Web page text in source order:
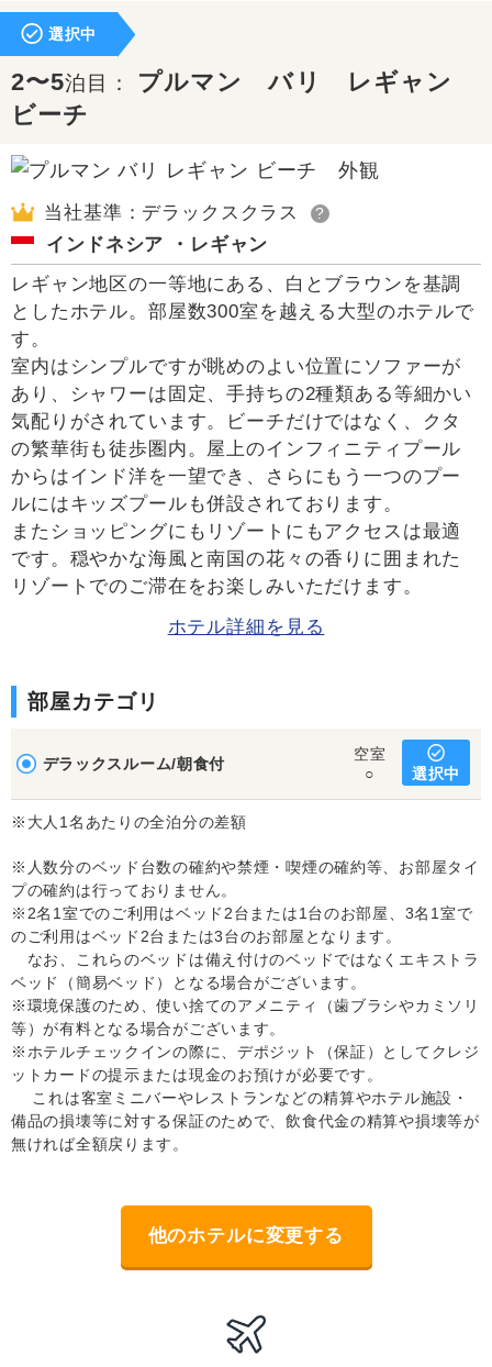
選択中
2〜5泊目： プルマン バリ レギャン
ビーチ
当社基準：デラックスクラス ?
インドネシア ・レギャン
レギャン地区の一等地にある、白とブラウンを基調
としたホテル。部屋数300室を越える大型のホテルで
す。
室内はシンプルですが眺めのよい位置にソファーが
あり、シャワーは固定、手持ちの2種類ある等細かい
気配りがされています。ビーチだけではなく、クタ
の繁華街も徒歩圏内。屋上のインフィニティプール
からはインド洋を一望でき、さらにもう一つのプー
ルにはキッズプールも併設されております。
またショッピングにもリゾートにもアクセスは最適
です。穏やかな海風と南国の花々の香りに囲まれた
リゾートでのご滞在をお楽しみいただけます。
ホテル詳細を見る
部屋カテゴリ
デラックスルーム/朝食付
空室
○
選択中
※大人1名あたりの全泊分の差額
※人数分のベッド台数の確約や禁煙・喫煙の確約等、お部屋タイ
プの確約は行っておりません。
※2名1室でのご利用はベッド2台または1台のお部屋、3名1室で
のご利用はベッド2台または3台のお部屋となります。
なお、これらのベッドは備え付けのベッドではなくエキストラ
ベッド（簡易ベッド）となる場合がございます。
※環境保護のため、使い捨てのアメニティ（歯ブラシやカミソリ
等）が有料となる場合がございます。
※ホテルチェックインの際に、デポジット（保証）としてクレジ
ットカードの提示または現金のお預けが必要です。
これは客室ミニバーやレストランなどの精算やホテル施設・
備品の損壊等に対する保証のためで、飲食代金の精算や損壊等が
無ければ全額戻ります。
他のホテルに変更する